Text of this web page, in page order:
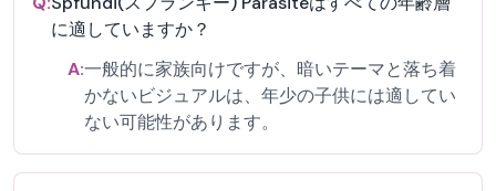
に適していますか？
A:一般的に家族向けですが、暗いテーマと落ち着
かないビジュアルは、年少の子供には適してい
ない可能性があります。